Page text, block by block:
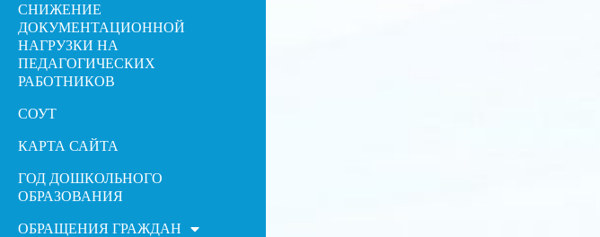
СНИЖЕНИЕ
ДОКУМЕНТАЦИОННОЙ
НАГРУЗКИ НА
ПЕДАГОГИЧЕСКИХ
РАБОТНИКОВ
СОУТ
КАРТА САЙТА
ГОД ДОШКОЛЬНОГО
ОБРАЗОВАНИЯ
ОБРАЩЕНИЯ ГРАЖДАН